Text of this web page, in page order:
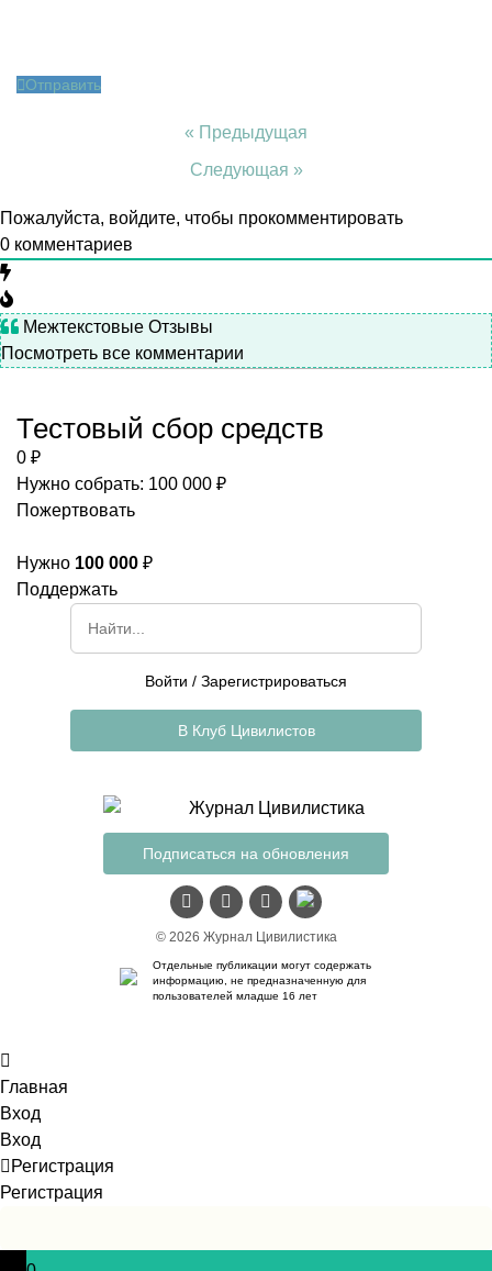
Отправить
« Предыдущая
Следующая »
Пожалуйста, войдите, чтобы прокомментировать
0 комментариев
Межтекстовые Отзывы
Посмотреть все комментарии
Тестовый сбор средств
0 ₽
Нужно собрать: 100 000 ₽
Пожертвовать
Нужно 100 000 ₽
Поддержать
Подписаться на обновления
© 2026 Журнал Цивилистика
Отдельные публикации могут содержать
информацию, не предназначенную для
пользователей младше 16 лет
Войти / Зарегистрироваться
В Клуб Цивилистов
Главная
Вход
Вход
Регистрация
Регистрация